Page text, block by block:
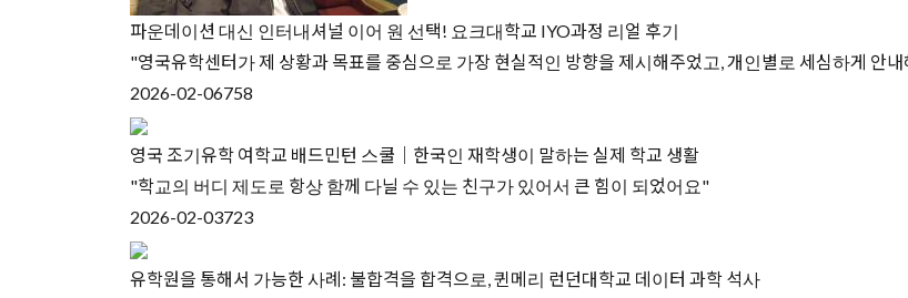
파운데이션 대신 인터내셔널 이어 원 선택! 요크대학교 IYO과정 리얼 후기
"영국유학센터가 제 상황과 목표를 중심으로 가장 현실적인 방향을 제시해주었고, 개인별로 세심하게 안
2026-02-06758
영국 조기유학 여학교 배드민턴 스쿨｜한국인 재학생이 말하는 실제 학교 생활
"학교의 버디 제도로 항상 함께 다닐 수 있는 친구가 있어서 큰 힘이 되었어요"
2026-02-03723
유학원을 통해서 가능한 사례: 불합격을 합격으로, 퀸메리 런던대학교 데이터 과학 석사